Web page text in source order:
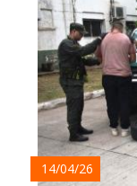
14/04/26